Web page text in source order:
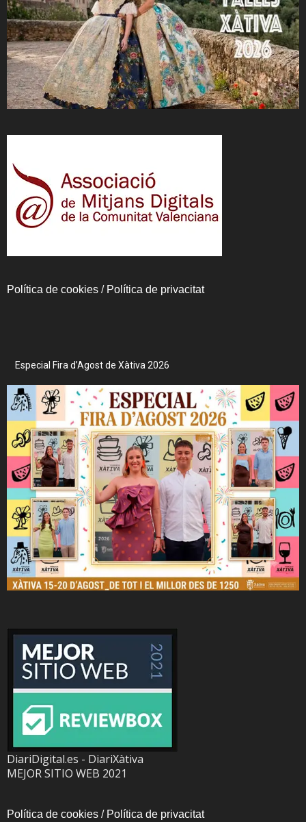
Política de cookies / Política de privacitat
Especial Fira d’Agost de Xàtiva 2026
DiariDigital.es - DiariXàtiva
MEJOR SITIO WEB 2021
Política de cookies / Política de privacitat